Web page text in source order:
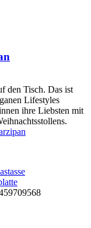
den Tisch. Das ist
Lifestyles
ihre Liebsten mit